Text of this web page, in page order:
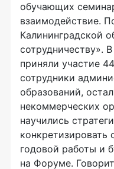
обучающих
взаимодействие.
Калининградской
сотрудничеству».
приняли участие
сотрудники
образований,
некоммерческих
научились
конкретизировать
годовой работы и
на Форуме.